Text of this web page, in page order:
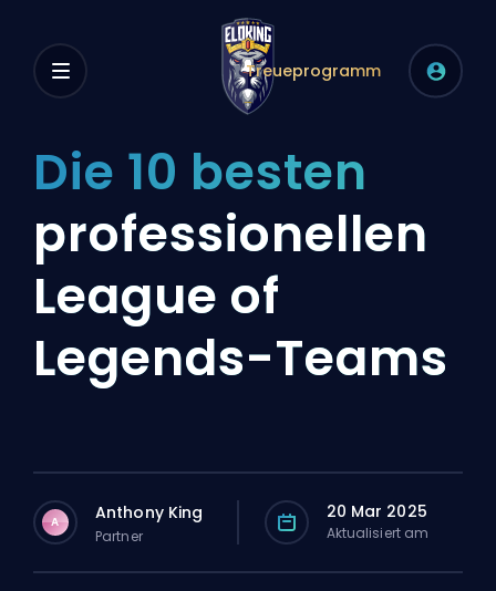
Treueprogramm
Die 10 besten
professionellen
League of
Legends-Teams
A Anthony King
Partner
20 Mar 2025
Aktualisiert am